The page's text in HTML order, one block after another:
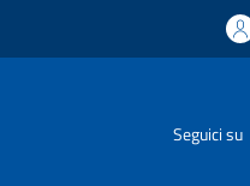
Seguici su